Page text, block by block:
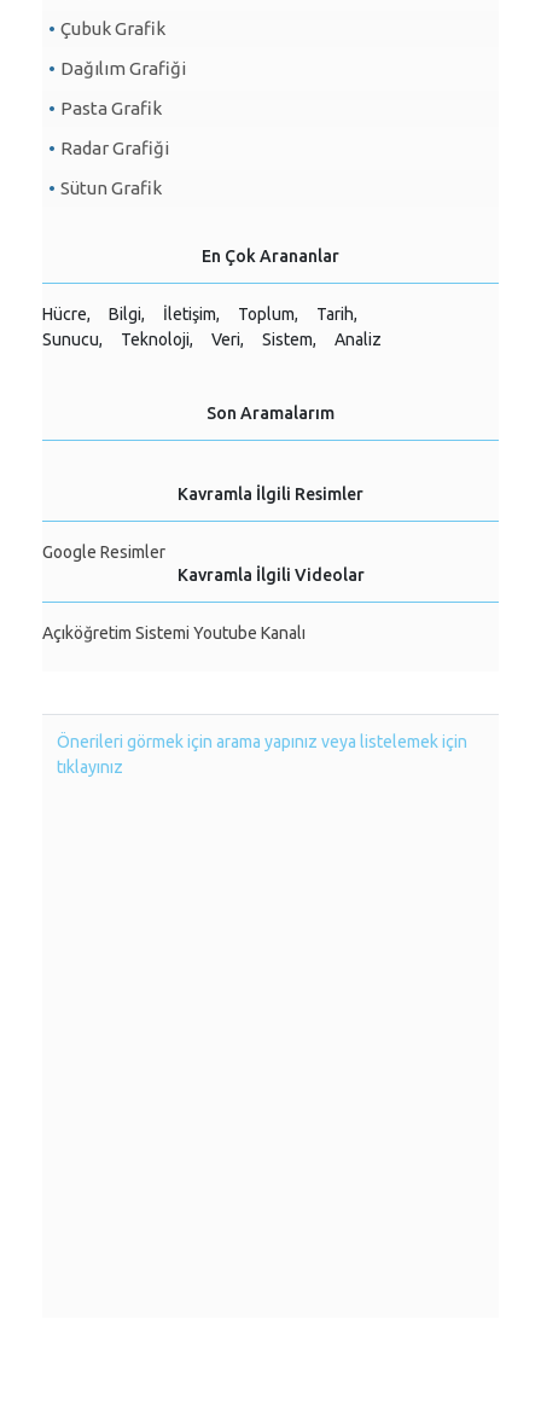
Çubuk Grafik
Dağılım Grafiği
Pasta Grafik
Radar Grafiği
Sütun Grafik
En Çok Arananlar
Hücre, Bilgi, İletişim, Toplum,
Tarih,
Sunucu,
Teknoloji, Veri, Sistem, Analiz
Son Aramalarım
Kavramla İlgili Resimler
Google Resimler
Kavramla İlgili Videolar
Açıköğretim Sistemi Youtube Kanalı
Önerileri görmek için arama yapınız veya listelemek için
tıklayınız